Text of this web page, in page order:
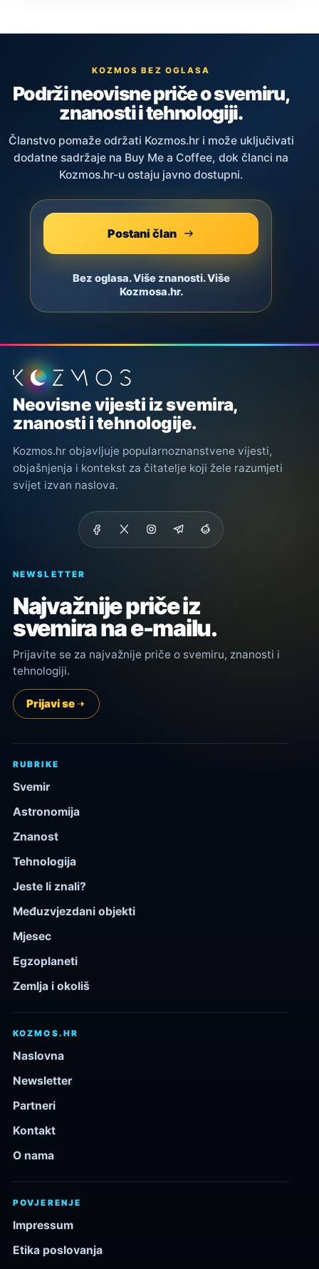
KOZMOS BEZ OGLASA
Podrži neovisne priče o svemiru,
znanosti i tehnologiji.
Članstvo pomaže održati Kozmos.hr i može uključivati
dodatne sadržaje na Buy Me a Coffee, dok članci na
Kozmos.hr-u ostaju javno dostupni.
Postani član
Bez oglasa. Više znanosti. Više
Kozmosa.hr.
Podnožje stranice
Neovisne vijesti iz svemira,
znanosti i tehnologije.
Kozmos.hr objavljuje popularnoznanstvene vijesti,
objašnjenja i kontekst za čitatelje koji žele razumjeti
svijet izvan naslova.
NEWSLETTER
Najvažnije priče iz
svemira na e-mailu.
Prijavite se za najvažnije priče o svemiru, znanosti i
tehnologiji.
Prijavi se
RUBRIKE
Svemir
Astronomija
Znanost
Tehnologija
Jeste li znali?
Međuzvjezdani objekti
Mjesec
Egzoplaneti
Zemlja i okoliš
KOZMOS.HR
Naslovna
Newsletter
Partneri
Kontakt
O nama
POVJERENJE
Impressum
Etika poslovanja